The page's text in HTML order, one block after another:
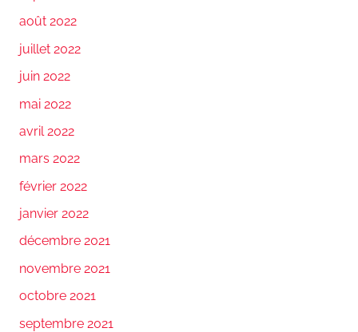
août 2022
juillet 2022
juin 2022
mai 2022
avril 2022
mars 2022
février 2022
janvier 2022
décembre 2021
novembre 2021
octobre 2021
septembre 2021